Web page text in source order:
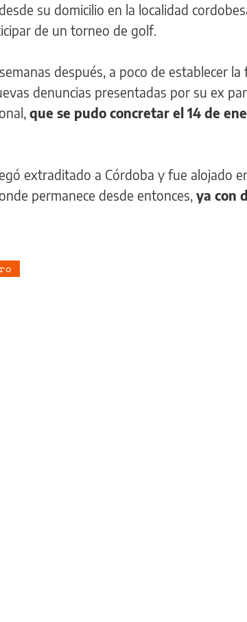
su domicilio en la localidad
de un torneo de golf.
después, a poco de establecer la
denuncias presentadas por su ex
que se pudo concretar el 14 de
extraditado a Córdoba y fue alojado
permanece desde entonces, ya con